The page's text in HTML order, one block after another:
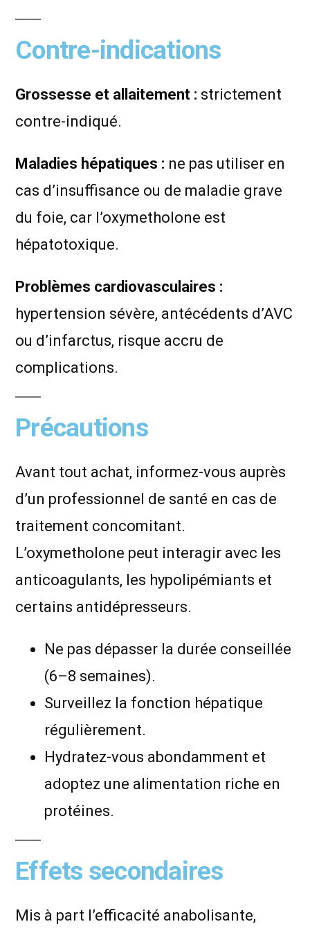
Contre-indications
Grossesse et allaitement : strictement
contre-indiqué.
Mala­dies hépatiques : ne pas utiliser en
cas d’insuffisance ou de maladie grave
du foie, car l’oxymetholone est
hépatotoxique.
Problèmes cardiovasculaires :
hypertension sévère, antécédents d’AVC
ou d’infarctus, risque accru de
complications.
Précautions
Avant tout achat, informez-vous auprès
d’un professionnel de santé en cas de
traitement concomitant.
L’oxymetholone peut interagir avec les
anticoagulants, les hypolipémiants et
certains antidépresseurs.
Ne pas dépasser la durée conseillée
(6–8 semaines).
Surveillez la fonction hépatique
régulièrement.
Hydratez-vous abondamment et
adoptez une alimentation riche en
protéines.
Effets secondaires
Mis à part l’efficacité anabolisante,